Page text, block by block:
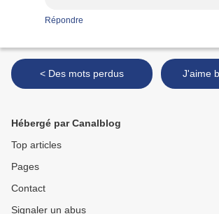
Répondre
< Des mots perdus
Hébergé par Canalblog
Top articles
Pages
Contact
Signaler un abus